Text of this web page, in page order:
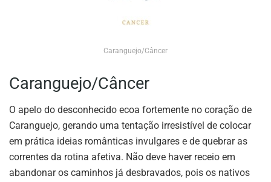
Caranguejo/Câncer
Caranguejo/Câncer
O apelo do desconhecido ecoa fortemente no coração de
Caranguejo, gerando uma tentação irresistível de colocar
em prática ideias românticas invulgares e de quebrar as
correntes da rotina afetiva. Não deve haver receio em
abandonar os caminhos já desbravados, pois os nativos